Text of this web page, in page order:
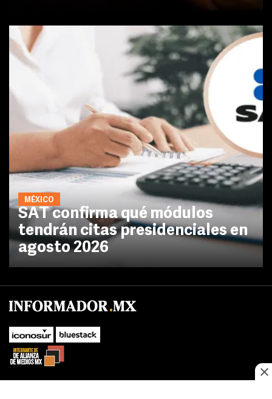
MÉXICO
SAT confirma qué módulos
tendrán citas presidenciales en
agosto 2026